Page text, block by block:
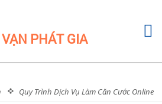
VẠN PHÁT GIA
Quy Trình Dịch Vụ Làm Căn Cước Online